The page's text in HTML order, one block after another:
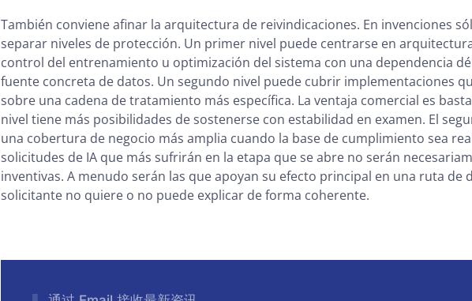
También conviene afinar la arquitectura de reivindicaciones. En invenciones
separar niveles de protección. Un primer nivel puede centrarse en
control del entrenamiento u optimización del sistema con una dependencia
fuente concreta de datos. Un segundo nivel puede cubrir implementaciones
sobre una cadena de tratamiento más específica. La ventaja comercial es
nivel tiene más posibilidades de sostenerse con estabilidad en examen. El
una cobertura de negocio más amplia cuando la base de cumplimiento sea
solicitudes de IA que más sufrirán en la etapa que se abre no serán
inventivas. A menudo serán las que apoyan su efecto principal en una ruta de
solicitante no quiere o no puede explicar de forma coherente.